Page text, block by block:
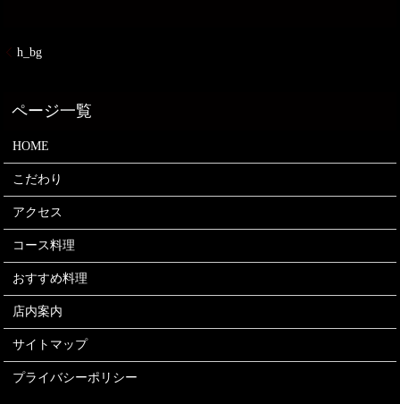
h_bg
HOME
こだわり
アクセス
コース料理
おすすめ料理
店内案内
サイトマップ
プライバシーポリシー